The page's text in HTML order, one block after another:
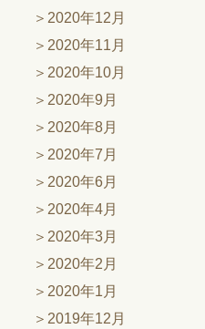
2020年12月
2020年11月
2020年10月
2020年9月
2020年8月
2020年7月
2020年6月
2020年4月
2020年3月
2020年2月
2020年1月
2019年12月